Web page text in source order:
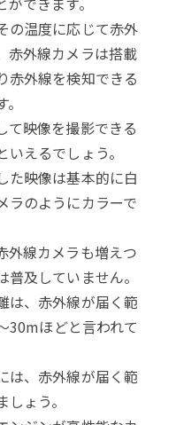
の温度に応じて赤外
赤外線カメラは搭載
赤外線を検知できる
て映像を撮影できる
えるでしょう。
た映像は基本的に白
ラのようにカラーで
外線カメラも増えつ
及していません。
は、赤外線が届く範
30mほどと言われて
は、赤外線が届く範
ょう。